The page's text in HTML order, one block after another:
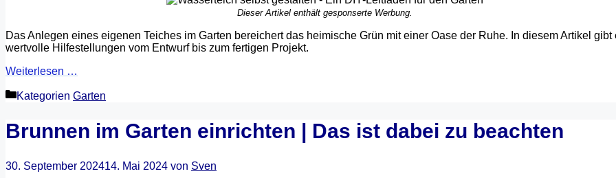
Dieser Artikel enthält gesponserte Werbung.
Das Anlegen eines eigenen Teiches im Garten bereichert das heimische Grün mit einer Oase der Ruhe. In diesem Artikel gibt
wertvolle Hilfestellungen vom Entwurf bis zum fertigen Projekt.
Weiterlesen …
Kategorien Garten
Brunnen im Garten einrichten | Das ist dabei zu beachten
30. September 202414. Mai 2024 von Sven